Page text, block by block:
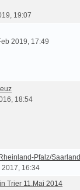
19:07
2019, 17:49
18:54
Pfalz/Saarland
2017, 16:34
Trier 11.Mai 2014